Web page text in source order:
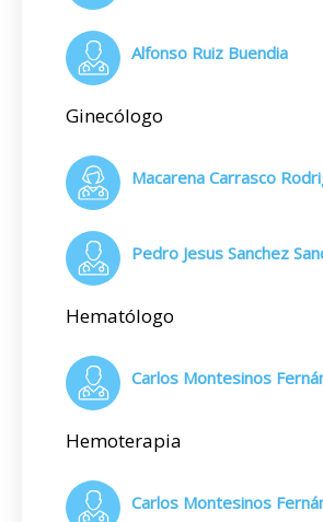
Alfonso Ruiz Buendia
Ginecólogo
Macarena Carrasco
Pedro Jesus Sanchez
Hematólogo
Carlos Montesinos
Hemoterapia
Carlos Montesinos